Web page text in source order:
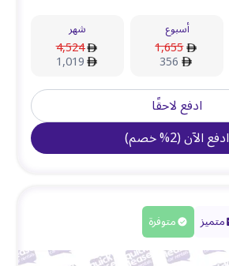
أسبوع
1,655
356
شهر
4,524
1,019
ادفع لاحقًا
ادفع الآن(
2
%خصم)
متميز متوفرة